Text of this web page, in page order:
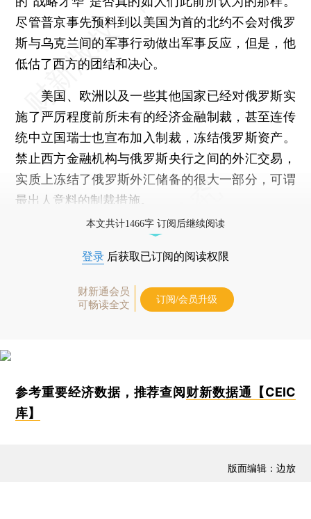
尽管普京事先预料到以美国为首的北约不会对俄罗
斯与乌克兰间的军事行动做出军事反应，但是，他
低估了西方的团结和决心。
美国、欧洲以及一些其他国家已经对俄罗斯实
施了严厉程度前所未有的经济金融制裁，甚至连传
统中立国瑞士也宣布加入制裁，冻结俄罗斯资产。
禁止西方金融机构与俄罗斯央行之间的外汇交易，
实质上冻结了俄罗斯外汇储备的很大一部分，可谓
最出人意料的制裁措施。
本文共计1466字 订阅后继续阅读
登录 后获取已订阅的阅读权限
财新通会员
可畅读全文
订阅/会员升级
参考重要经济数据，推荐查阅财新数据通【CEIC
库】
版面编辑：边放